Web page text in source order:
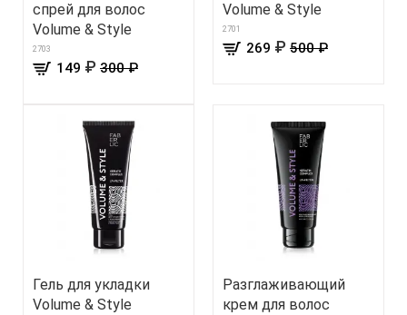
спрей для волос
Volume & Style
2703
149 ₽ 300 ₽
Volume & Style
2701
269 ₽ 500 ₽
Гель для укладки
Volume & Style
Разглаживающий
крем для волос